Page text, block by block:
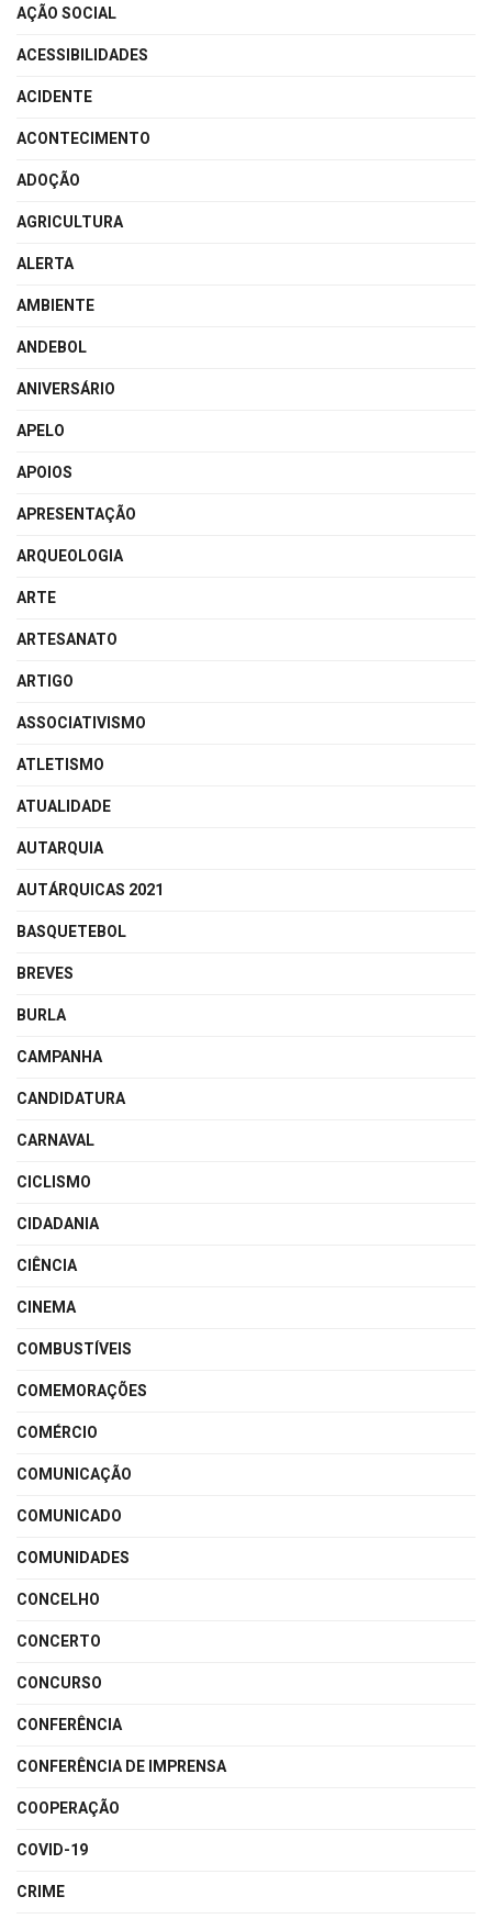
AÇÃO SOCIAL
ACESSIBILIDADES
ACIDENTE
ACONTECIMENTO
ADOÇÃO
AGRICULTURA
ALERTA
AMBIENTE
ANDEBOL
ANIVERSÁRIO
APELO
APOIOS
APRESENTAÇÃO
ARQUEOLOGIA
ARTE
ARTESANATO
ARTIGO
ASSOCIATIVISMO
ATLETISMO
ATUALIDADE
AUTARQUIA
AUTÁRQUICAS 2021
BASQUETEBOL
BREVES
BURLA
CAMPANHA
CANDIDATURA
CARNAVAL
CICLISMO
CIDADANIA
CIÊNCIA
CINEMA
COMBUSTÍVEIS
COMEMORAÇÕES
COMÉRCIO
COMUNICAÇÃO
COMUNICADO
COMUNIDADES
CONCELHO
CONCERTO
CONCURSO
CONFERÊNCIA
CONFERÊNCIA DE IMPRENSA
COOPERAÇÃO
COVID-19
CRIME